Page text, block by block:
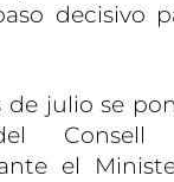
decisivo
de julio se
Consell
el